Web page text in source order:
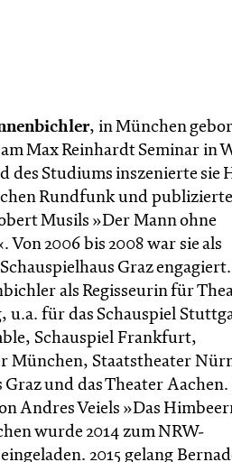
, in München
Max Reinhardt Seminar in
des Studiums inszenierte sie
Rundfunk und
Musils »Der Mann ohne
Von 2006 bis 2008 war sie als
Graz
als Regisseurin für
u.a. für das Schauspiel
Schauspiel Frankfurt,
München, Staatstheater
Graz und das Theater
Andres Veiels »Das
wurde 2014 zum NRW-
2015 gelang